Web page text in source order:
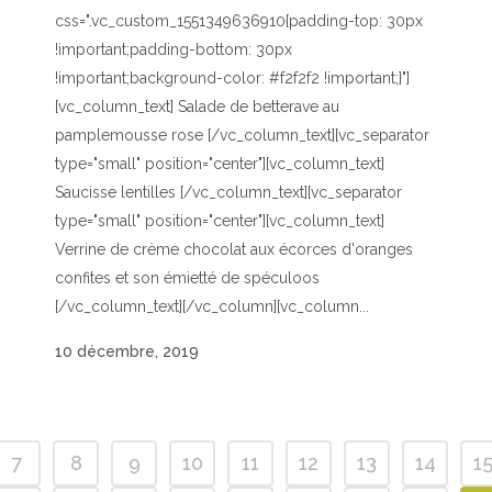
css=".vc_custom_1551349636910{padding-top: 30px
!important;padding-bottom: 30px
!important;background-color: #f2f2f2 !important;}"]
[vc_column_text] Salade de betterave au
pamplemousse rose [/vc_column_text][vc_separator
type="small" position="center"][vc_column_text]
Saucisse lentilles [/vc_column_text][vc_separator
type="small" position="center"][vc_column_text]
Verrine de crème chocolat aux écorces d'oranges
confites et son émietté de spéculoos
[/vc_column_text][/vc_column][vc_column...
10 décembre, 2019
7 8 9 10 11 12 13 14 15